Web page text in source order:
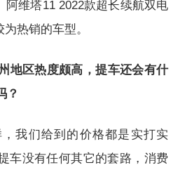
阿维塔11 2022款超长续航双电
热销的车型。
地区热度颇高，提车还会有什
？
我们给到的价格都是实打实
车没有任何其它的套路，消费